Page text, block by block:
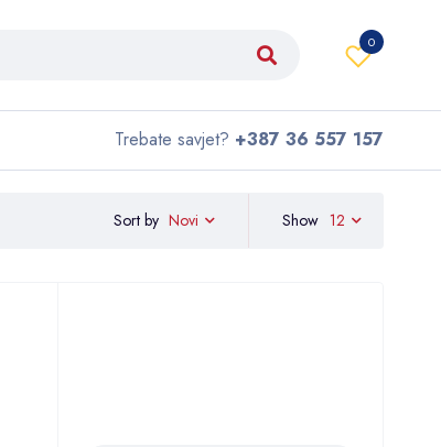
0
Trebate savjet? +387 36 557 157
Sort by Novi Show 12